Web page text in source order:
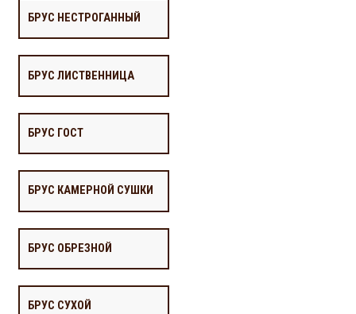
БРУС НЕСТРОГАННЫЙ
БРУС ЛИСТВЕННИЦА
БРУС ГОСТ
БРУС КАМЕРНОЙ СУШКИ
БРУС ОБРЕЗНОЙ
БРУС СУХОЙ